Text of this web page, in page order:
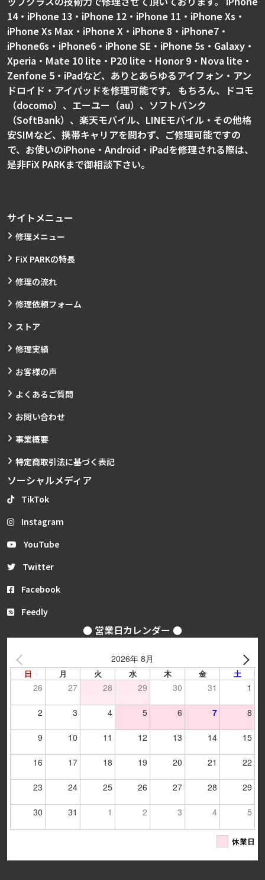
14・iPhone 13・iPhone 12・iPhone 11・iPhone Xs・
iPhone Xs Max・iPhone X・iPhone 8・iPhone7・
iPhone6s・iPhone6・iPhone SE・iPhone 5s・Galaxy・
Xperia・Mate 10 lite・P20 lite・Honor 9・Nova lite・
Zenfone 5・iPadなど、ありとあらゆるアイフォン・アン
ドロイド・アイパッドを修理可能です。 もちろん、ドコモ
（docomo）、エーユー（au）、ソフトバンク
（SoftBank）、楽天モバイル、LINEモバイル・その他格
安SIMなど、携帯キャリアを問わず、ご修理可能ですの
で、お使いのiPhone・Android・iPadを修理される際は、
是非FiX PARKまで御相談下さい。
サイトメニュー
修理メニュー
FiX PARKの特長
修理の流れ
修理依頼フォーム
ストア
修理実績
お客様の声
よくあるご質問
お問い合わせ
事業概要
特定商取引法に基づく表記
ソーシャルメディア
TikTok
Instagram
YouTube
Twitter
Facebook
Feedly
● 営業日カレンダー ●
2026年 8月
日 月 火 水 木 金 土
26 27 28 29 30 31 1
2 3 4 5 6 7 8
9 10 11 12 13 14 15
16 17 18 19 20 21 22
23 24 25 26 27 28 29
30 31 1 2 3 4 5
休業日